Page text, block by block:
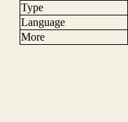
Type
Language
More